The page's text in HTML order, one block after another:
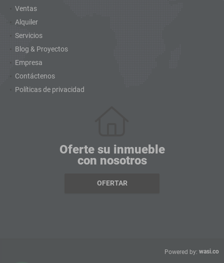
Ventas
Alquiler
Servicios
Blog & Proyectos
Empresa
Contáctenos
Políticas de privacidad
Oferte su inmueble
con nosotros
OFERTAR
Powered by: wasi.co